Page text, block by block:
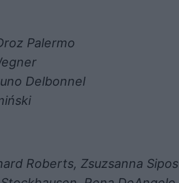
Palermo
Delbonnel
Roberts, Zsuzsanna Sipos